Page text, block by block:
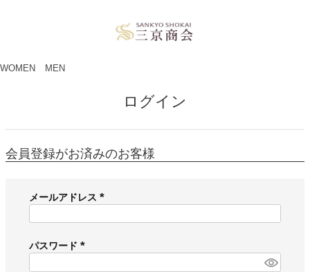
WOMEN MEN
ログイン
会員登録がお済みのお客様
メールアドレス
必
)
パスワード